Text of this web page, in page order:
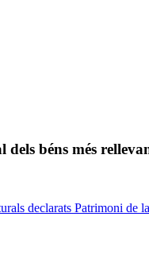
dels béns més
declarats Patrimoni de